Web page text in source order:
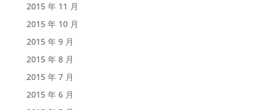
2015 年 11 月
2015 年 10 月
2015 年 9 月
2015 年 8 月
2015 年 7 月
2015 年 6 月